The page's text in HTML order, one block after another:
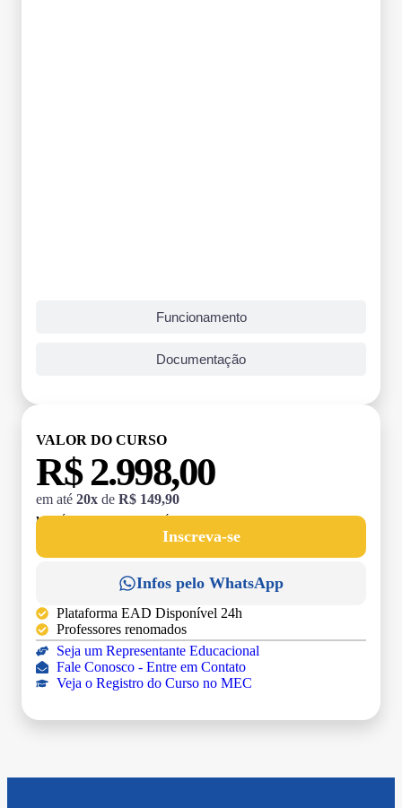
Funcionamento
Documentação
VALOR DO CURSO
R$ 2.998,00
em até 20x de R$ 149,90
MATRÍCULA:
Inscreva-se
Infos pelo WhatsApp
Plataforma EAD Disponível 24h
Professores renomados
Seja um Representante Educacional
Fale Conosco - Entre em Contato
Veja o Registro do Curso no MEC